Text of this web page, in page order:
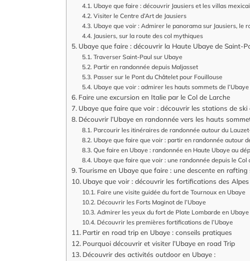
Ubaye que faire : découvrir Jausiers et les villas
Visiter le Centre d’Art de Jausiers
Ubaye que voir : Admirer le panorama sur Jausiers, le
Jausiers, sur la route des col mythiques
Ubaye que faire : découvrir la Haute Ubaye de Saint-
Traverser Saint-Paul sur Ubaye
Partir en randonnée depuis Maljasset
Passer sur le Pont du Châtelet pour Fouillouse
Ubaye que voir : admirer les hauts sommets de
Faire une excursion en Italie par le Col de Larche
Ubaye que faire que voir : découvrir les stations de ski
Découvrir l’Ubaye en randonnée vers les hauts
Parcourir les itinéraires de randonnée autour du
Ubaye que faire que voir : partir en randonnée autour
Que faire en Ubaye : randonnée en Haute Ubaye au
Ubaye que faire que voir : une randonnée depuis le Col
Tourisme en Ubaye que faire : une descente en rafting
Ubaye que voir : découvrir les fortifications des Alpes
Faire une visite guidée du fort de Tournoux en Ubaye
Découvrir les Forts Maginot de l’Ubaye
Admirer les yeux du fort de Plate Lombarde en Ubaye
Découvrir les premières fortifications de l’Ubaye
Partir en road trip en Ubaye : conseils pratiques
Pourquoi découvrir et visiter l’Ubaye en road Trip
Découvrir des activités outdoor en Ubaye :